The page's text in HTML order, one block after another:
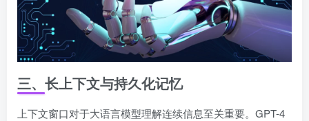
三、长上下文与持久化记忆
上下文窗口对于大语言模型理解连续信息至关重要。GPT-4